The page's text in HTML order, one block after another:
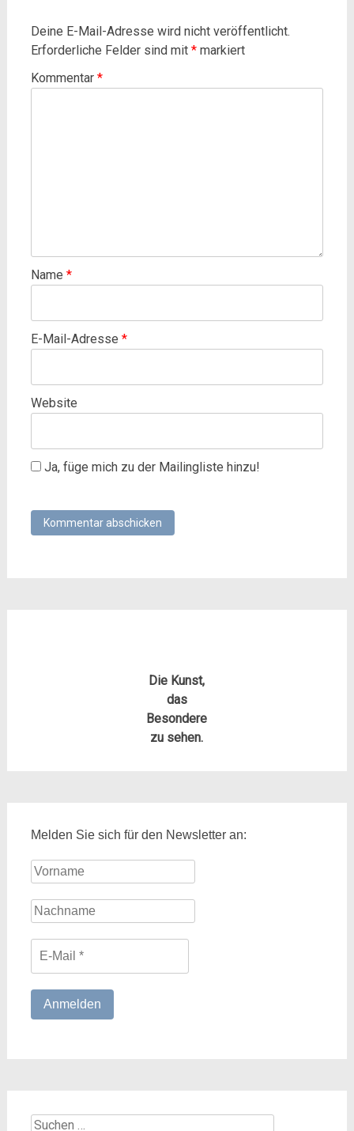
Deine E-Mail-Adresse wird nicht veröffentlicht.
Erforderliche Felder sind mit *markiert
Kommentar *
Name *
E-Mail-Adresse *
Website
Ja, füge mich zu der Mailingliste hinzu!
Die Kunst,
das
Besondere
zu sehen.
Melden Sie sich für den Newsletter an:
Suchen